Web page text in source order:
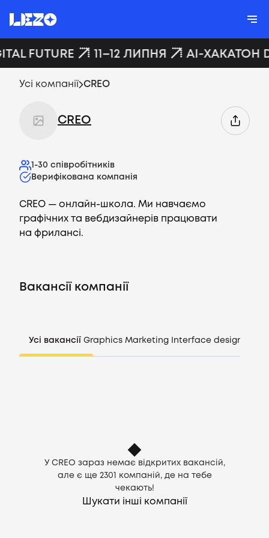
CV генератор
FUTURE 11–12 ЛИПНЯ AI-ХАКАТОН
Усі компанії CREO
CREO
1-30 співробітників
Верифікована компанія
CREO — онлайн-школа. Ми навчаємо
графічних та вебдизайнерів працювати
на фрилансі.
Вакансії компанії
Усі вакансії Graphics Marketing Interface design
У CREO зараз немає відкритих вакансій,
але є ще 2301
компаній, де на тебе
чекають!
Шукати інші компанії